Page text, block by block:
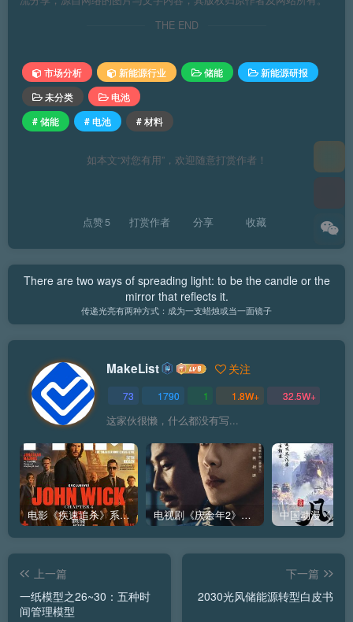
THE END
市场分析 新能源行业 储能
新能源研报
未分类
电池
# 储能
# 电池 # 材料
如本文“对您有用”，欢迎随意打赏作者！
点赞5 打赏作者 分享 收藏
There are two ways of spreading light: to be the candle or the
mirror that reflects it.
传递光亮有两种方式：成为一支蜡烛或当一面镜子
MakeList 关注
73 1790 1 1.8W+ 32.5W+
这家伙很懒，什么都没有写...
电影《疾速追杀》系列John Wick（1~5部）全集下载，更新2025芭蕾杀姬 电视剧《庆余年2》高清下载–连载至36集（全36集更新完）（第1,2季合集下载）
上一篇
一纸模型之26~30：五种时
间管理模型
下一篇
2030光风储能源转型白皮书